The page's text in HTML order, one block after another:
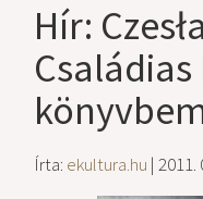
Hír:
Írta: ekultura.hu | 2011.